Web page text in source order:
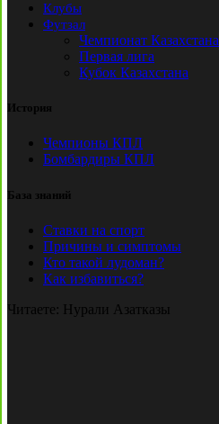
Клубы
Футзал
Чемпионат Казахстана
Первая лига
Кубок Казахстана
История
Чемпионы КПЛ
Бомбардиры КПЛ
База знаний
Ставки на спорт
Причины и симптомы
Кто такой лудоман?
Как избавиться?
Читаете: Нурали Азатказы